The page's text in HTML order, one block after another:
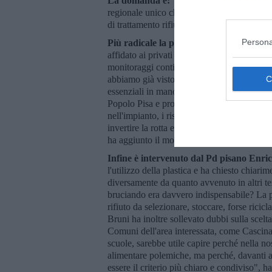
regionale unico che raccolga dati, cause
di trattamento rifiuti della Toscana negli
Più radicale la posizione di Potere al
affidato ai privati e chiede la
monitoraggi continui e accessibili alla
abbiamo già visto con il caso KEU, di
essenziali in mano ai privati che segue le
Popolo Pisa e provincia. Il movimento ha
nell'impianto, i risultati dei monitoraggi
invertire la rotta e rompere con il
ha aggiunto il movimento.
Infine è intervenuto dal Pd pisano
l'utilizzo della plastica e ha chiesto
diversamente da quanto avvenuto in altri
bruciando era davvero indispensabile?
rifiuto da selezionare, stoccare, forse
Bruni ha inoltre sollevato dubbi sulla
Comuni dell'area interessata, come
scuole, sarebbe utile capire perché nella
alimentare polemiche, ma perché,
essere il criterio più chiaro e condiviso",